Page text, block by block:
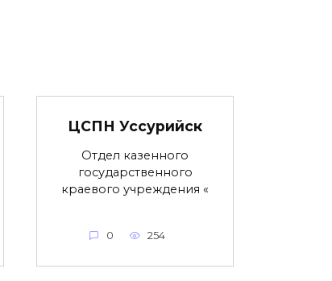
ЦСПН Уссурийск
Отдел казенного
государственного
краевого учреждения «
0 254